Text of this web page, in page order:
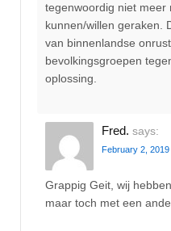
tegenwoordig niet meer
kunnen/willen geraken.
van binnenlandse
bevolkingsgroepen
oplossing.
Fred. says:
February 2, 2019
Grappig Geit, wij
maar toch met een